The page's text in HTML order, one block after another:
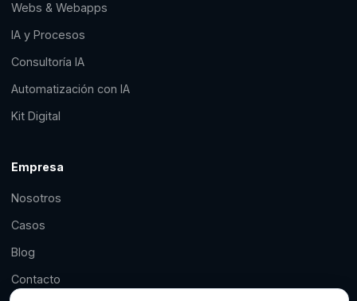
Webs & Webapps
IA y Procesos
Consultoría IA
Automatización con IA
Kit Digital
Empresa
Nosotros
Casos
Blog
Contacto